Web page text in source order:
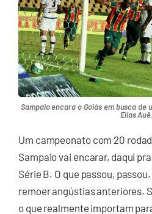
Sampaio encara o Goiás em busca
Elias
Um campeonato com 20
Sampaio vai encarar, daqui
Série B. O que passou,
remoer angústias anteriores.
o que realmente importam